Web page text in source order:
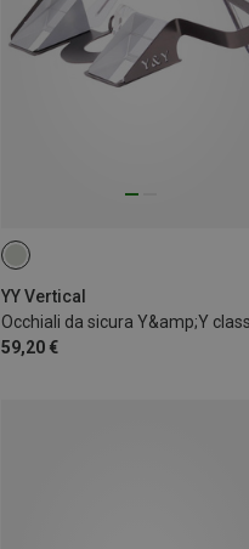
YY Vertical
Occhiali da sicura Y&amp;Y
59,20 €